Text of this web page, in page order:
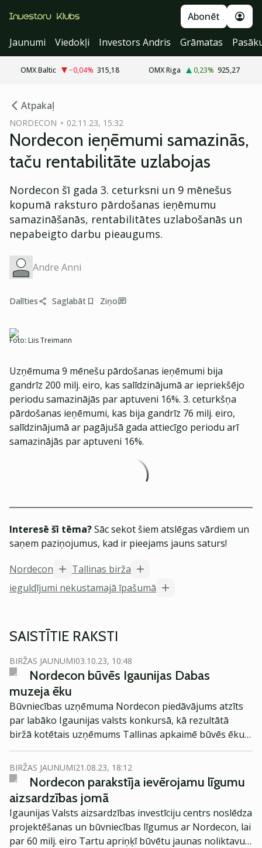
Abonēt
Jaunumi
Viedokļi Investors Andris Grāmatas
OMX Baltic −0,04% 315,18 OMX Riga 0,23% 925,27
Atpakaļ
NORDECON 02.11.23, 15:32
Nordecon ieņēmumi samazinās,
taču rentabilitāte uzlabojas
Nordecon šī gada 3. ceturksni un 9 mēnešus
kopumā raksturo pārdošanas ieņēmumu
samazināšanās, rentabilitātes uzlabošanās un
nepabeigto darbu pieaugums.
Andre Anni
Dalīties Saglabāt Ziņo
Foto: Liis Treimann
Uzņēmuma 9 mēnešu pārdošanas ieņēmumi bija
gandrīz 200 milj. eiro, kas salīdzinājumā ar iepriekšējo
periodu samazinājās par aptuveni 16%. 3. ceturkšņa
pārdošanas ieņēmumi, kas bija gandrīz 76 milj. eiro,
salīdzinājumā ar pagājušā gada attiecīgo periodu arī
samazinājās par aptuveni 16%.
Interesē šī tēma?Sāc sekot šiem atslēgas vārdiem un
saņem paziņojumus, kad ir pieejams jauns saturs!
Nordecon
Tallinas birža
ieguldījumi nekustamajā īpašumā
SAISTĪTIE RAKSTI
BIRŽAS JAUNUMI03.10.23, 10:48
Nordecon būvēs Igaunijas Dabas
muzeja ēku
Būvniecības uzņēmuma Nordecon piedāvājums atzīts
par labāko Igaunijas valsts konkursā, kā rezultātā
biržā kotētais uzņēmums Tallinas apkaimē būvēs ēku,
kas paredzēta Igaunijas Dabas muzeja vajadzībām.
BIRŽAS JAUNUMI21.08.23, 18:12
Nordecon parakstīja ievērojamu līgumu
aizsardzības jomā
Igaunijas Valsts aizsardzības investīciju centrs noslēdza
projektēšanas un būvniecības līgumus ar Nordecon, lai
par 60 milj. eiro Tartu apriņķī būvētu jaunas noliktavu